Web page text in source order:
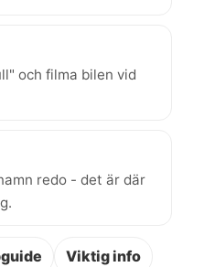
och filma bilen vid
redo - det är där
Viktig info